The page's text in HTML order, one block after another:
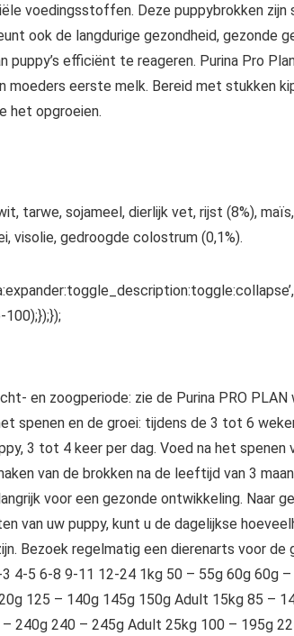
voedingsstoffen. Deze puppybrokken
ook de langdurige gezondheid, gezonde
puppy’s efficiënt te reageren. Purina Pro
moeders eerste melk. Bereid met stukken
het opgroeien.
tarwe, sojameel, dierlijk vet, rijst (8%),
visolie, gedroogde colostrum (0,1%).
en zoogperiode: zie de Purina PRO
spenen en de groei: tijdens de 3 tot 6
3 tot 4 keer per dag. Voed na het spenen
van de brokken na de leeftijd van 3
voor een gezonde ontwikkeling. Naar
van uw puppy, kunt u de dagelijkse
Bezoek regelmatig een dierenarts voor de
4-5 6-8 9-11 12-24 1kg 50 – 55g 60g 60g
125 – 140g 145g 150g Adult 15kg 85 –
240g 240 – 245g Adult 25kg 100 – 195g